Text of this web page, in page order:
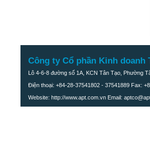
Công ty Cổ phần Kinh doanh
Lô 4-6-8 đường số 1A, KCN Tân Tạo, Phường
Điện thoại: +84-28-37541802 - 37541889 Fax:
Website: http://www.apt.com.vn Email: